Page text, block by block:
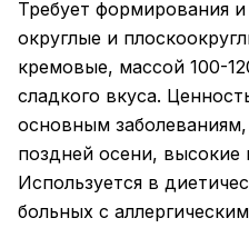
Требует формирования
округлые и
кремовые, массой 100-
сладкого вкуса.
основным
поздней осени, высокие
Используется в
больных с